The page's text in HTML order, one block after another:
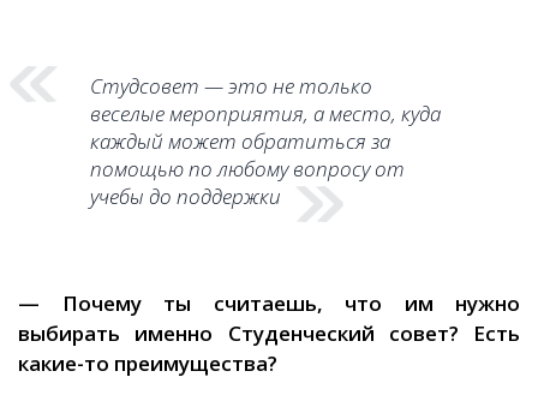
Студсовет — это не только
веселые мероприятия, а место, куда
каждый может обратиться за
помощью по любому вопросу от
учебы до поддержки
— Почему ты считаешь, что им нужно
выбирать именно Студенческий совет? Есть
какие-то преимущества?